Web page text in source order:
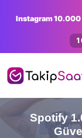
Instagram
Spotify